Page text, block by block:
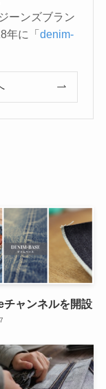
ーンズブラン
年に「denim-
ャンネルを開設